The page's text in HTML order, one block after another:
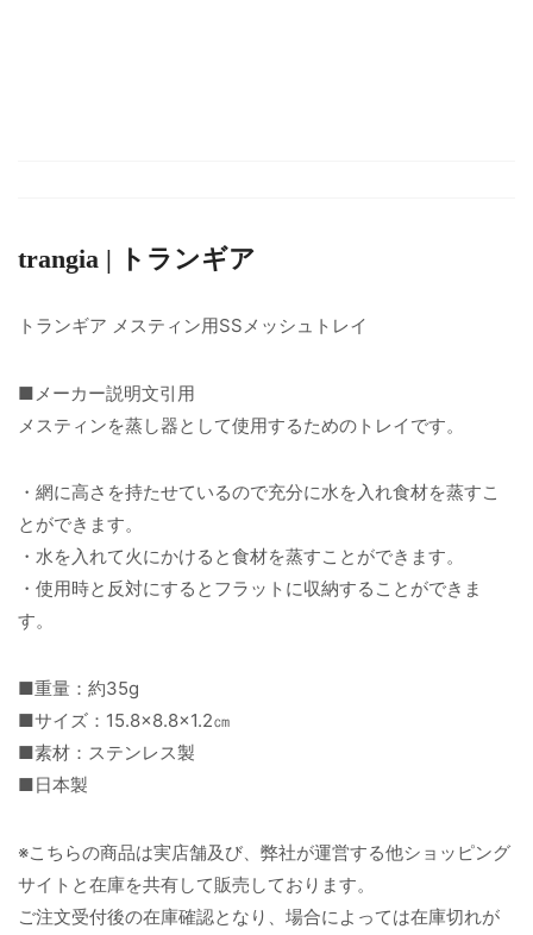
trangia | トランギア
トランギア メスティン用SSメッシュトレイ
■メーカー説明文引用
メスティンを蒸し器として使用するためのトレイです。
・網に高さを持たせているので充分に水を入れ食材を蒸すこ
とができます。
・水を入れて火にかけると食材を蒸すことができます。
・使用時と反対にするとフラットに収納することができま
す。
■重量：約35g
■サイズ：15.8×8.8×1.2㎝
■素材：ステンレス製
■日本製
※こちらの商品は実店舗及び、弊社が運営する他ショッピング
サイトと在庫を共有して販売しております。
ご注文受付後の在庫確認となり、場合によっては在庫切れが